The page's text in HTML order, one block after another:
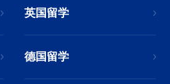
英国留学
德国留学